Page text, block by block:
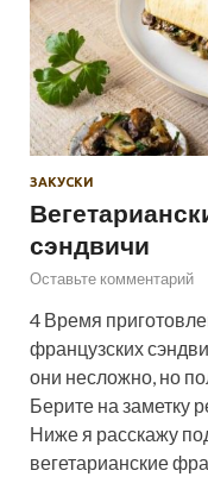
ЗАКУСКИ
сэндвичи
Оставьте комментарий
4 Время
французских
они несложно, но
Берите на заметку
Ниже я расскажу
вегетарианские